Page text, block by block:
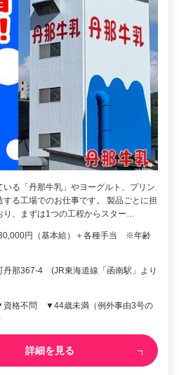
いる「丹那牛乳」やヨーグルト、プリン
する工場でのお仕事です。 製品ごとに担
り、まずは1つの工程からスター…
円（基本給）＋各種手当 ※年齢
丹那367-4 (JR東海道線「函南駅」より
格不問 ▼44歳未満（例外事由3号の
詳細を見る